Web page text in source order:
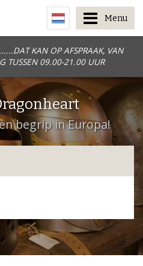
KAN OP AFSPRAAK, VAN
TUSSEN 09.00-21.00 UUR
Menu
begrip in Europa!